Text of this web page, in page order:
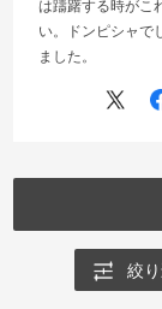
は躊躇する時がこ
い。ドンピシャで
ました。
絞